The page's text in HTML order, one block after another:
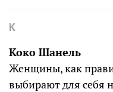
К
Коко Шанель
Женщины, как
выбирают для себя